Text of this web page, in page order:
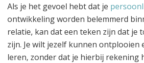
Als je het gevoel hebt dat je
ontwikkeling worden belemmerd
relatie, kan dat een teken zijn dat je
zijn. Je wilt jezelf kunnen ontplooien
leren, zonder dat je hierbij rekening